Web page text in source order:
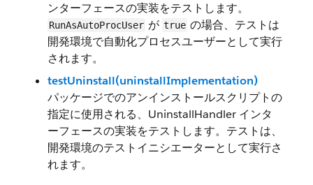
ンターフェースの実装をテストします。
RunAsAutoProcUser が true の場合、テストは
開発環境で自動化プロセスユーザーとして実行
されます。
testUninstall(uninstallImplementation)
パッケージでのアンインストールスクリプトの
指定に使用される、UninstallHandler インタ
ーフェースの実装をテストします。テストは、
開発環境のテストイニシエーターとして実行さ
れます。